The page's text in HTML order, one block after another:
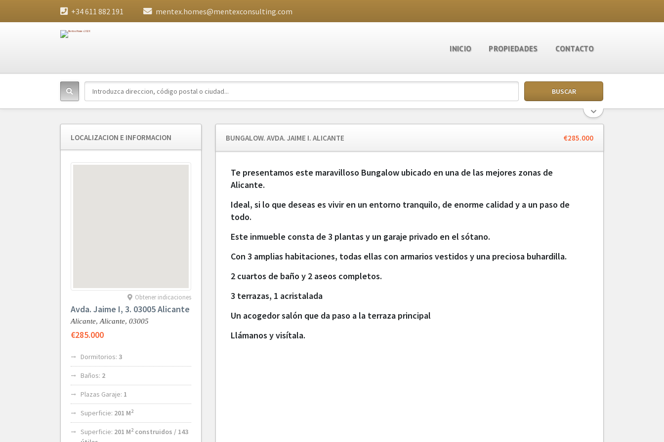
+34 611 882 191 mentex.homes@mentexconsulting.com
INICIO PROPIEDADES CONTACTO
BUNGALOW. AVDA. JAIME I. ALICANTE €285.000
Te presentamos este maravilloso Bungalow ubicado en una de las mejores zonas de
Alicante.
Ideal, si lo que deseas es vivir en un entorno tranquilo, de enorme calidad y a un paso de
todo.
Este inmueble consta de 3 plantas y un garaje privado en el sótano.
Con 3 amplias habitaciones, todas ellas con armarios vestidos y una preciosa buhardilla.
2 cuartos de baño y 2 aseos completos.
3 terrazas, 1 acristalada
Un acogedor salón que da paso a la terraza principal
Llámanos y visítala.
LOCALIZACION E INFORMACION
Obtener indicaciones
Avda. Jaime I, 3. 03005 Alicante
Alicante, Alicante, 03005
€285.000
Dormitorios: 3
Baños: 2
Plazas Garaje: 1
Superficie: 201 M2
Superficie: 201 M2construidos / 143